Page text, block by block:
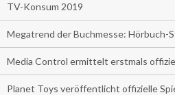
TV-Konsum 2019
Megatrend der Buchmesse: Hörbuch-
Media Control ermittelt erstmals
Planet Toys veröffentlicht offizielle